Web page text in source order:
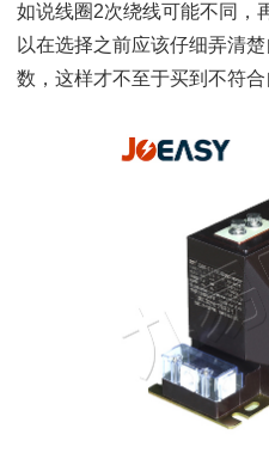
如说线圈2次绕线可能不同，
以在选择之前应该仔细弄清
数，这样才不至于买到不符合